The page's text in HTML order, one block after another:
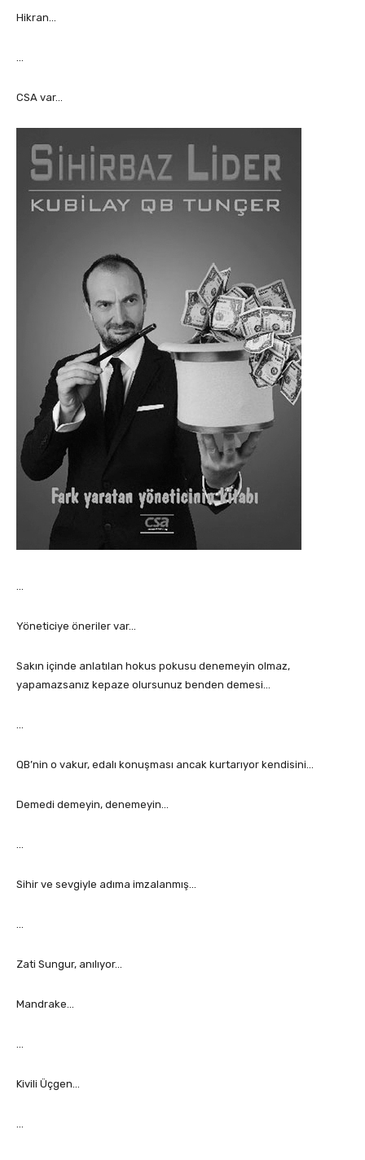
Hikran…
CSA var…
Yöneticiye öneriler var…
Sakın içinde anlatılan hokus pokusu denemeyin olmaz,
yapamazsanız kepaze olursunuz benden demesi…
QB’nin o vakur, edalı konuşması ancak kurtarıyor kendisini…
Demedi demeyin, denemeyin…
Sihir ve sevgiyle adıma imzalanmış…
Zati Sungur, anılıyor…
Mandrake…
Kivili Üçgen…